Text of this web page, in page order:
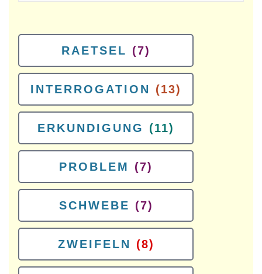
RAETSEL (7)
INTERROGATION (13)
ERKUNDIGUNG (11)
PROBLEM (7)
SCHWEBE (7)
ZWEIFELN (8)